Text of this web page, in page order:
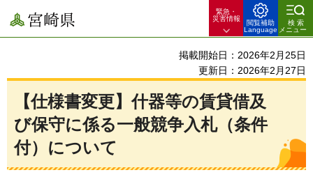
宮崎県
緊急・
災害情報
閲覧補助
Language
検索
メニュー
掲載開始日：2026年2月25日
更新日：2026年2月27日
【仕様書変更】什器等の賃貸借及
び保守に係る一般競争入札（条件
付）について